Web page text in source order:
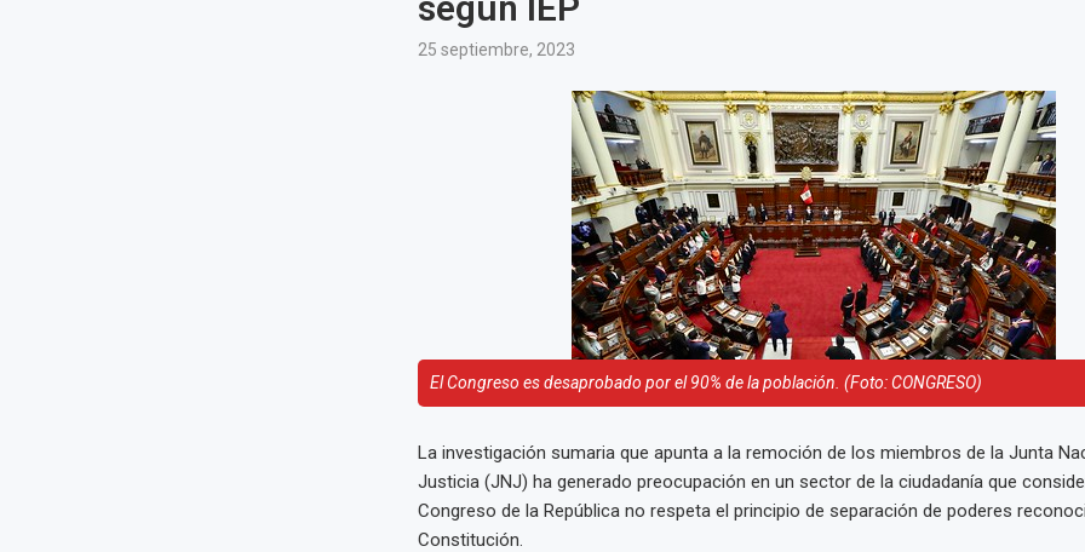
25 septiembre, 2023
El Congreso es desaprobado por el 90% de la población. (Foto: CONGRESO)
La investigación sumaria que apunta a la remoción de los miembros de la Junta
Justicia (JNJ) ha generado preocupación en un sector de la ciudadanía que
Congreso de la República no respeta el principio de separación de poderes
Constitución.